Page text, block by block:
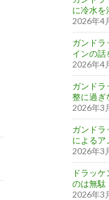
に冷水を
2026年4
ガンドラ
インの話
2026年4
ガンドラ
整に過ぎ
2026年3
ガンドラ
によるア
2026年3
ドラッ
のは無駄
2026年3